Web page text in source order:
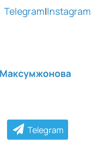
Telegram|Instagram
Telegram